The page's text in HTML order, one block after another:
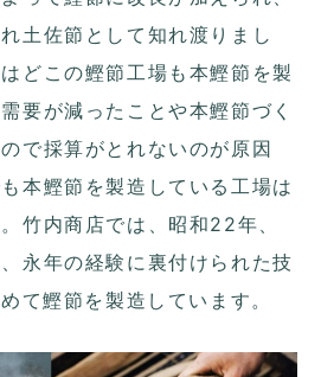
土佐節として知れ渡りまし
どこの鰹節工場も本鰹節を製
要が減ったことや本鰹節づく
で採算がとれないのが原因
本鰹節を製造している工場は
竹内商店では、昭和22年、
永年の経験に裏付けられた技
て鰹節を製造しています。